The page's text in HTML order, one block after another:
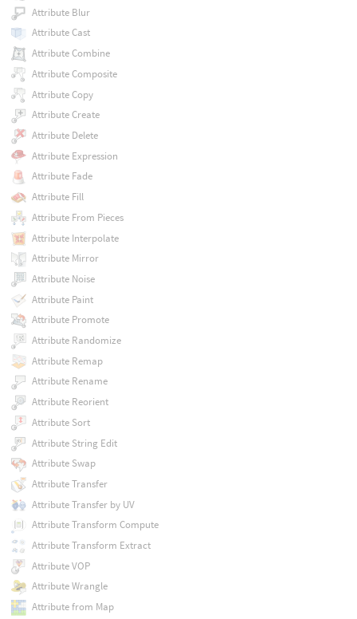
Attribute Blur
Attribute Cast
Attribute Combine
Attribute Composite
Attribute Copy
Attribute Create
Attribute Delete
Attribute Expression
Attribute Fade
Attribute Fill
Attribute From Pieces
Attribute Interpolate
Attribute Mirror
Attribute Noise
Attribute Paint
Attribute Promote
Attribute Randomize
Attribute Remap
Attribute Rename
Attribute Reorient
Attribute Sort
Attribute String Edit
Attribute Swap
Attribute Transfer
Attribute Transfer by UV
Attribute Transform Compute
Attribute Transform Extract
Attribute VOP
Attribute Wrangle
Attribute from Map